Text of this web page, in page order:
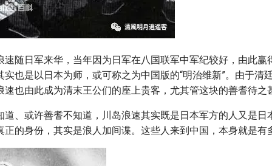
速随日军来华，当年因为日军在八国联军中军纪较好，由此赢
实也是以日本为师，或可称之为中国版的“明治维新”。由于清
速也由此成为清末王公们的座上贵客，尤其管这块的善耆待之
道、或许善耆不知道，川岛浪速其实既是日本军方的人又是日
正的身份，其实是浪人加间谍。这些人来到中国，本身就是有